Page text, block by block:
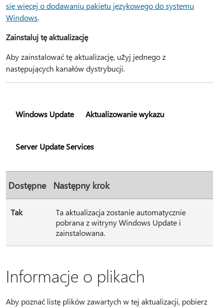
się więcej o dodawaniu pakietu językowego do systemu
Windows.
Zainstaluj tę aktualizację
Aby zainstalować tę aktualizację, użyj jednego z
następujących kanałów dystrybucji.
Windows Update Aktualizowanie wykazu
Server Update Services
Dostępne Następny krok
Tak
Ta aktualizacja zostanie automatycznie
pobrana z witryny Windows Update i
zainstalowana.
Informacje o plikach
Aby poznać listę plików zawartych w tej aktualizacji, pobierz